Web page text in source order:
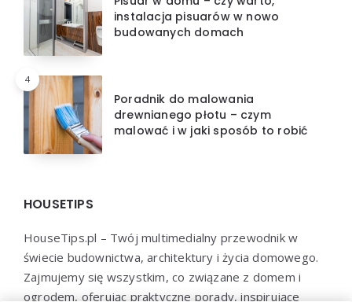
instalacja pisuarów w nowo
budowanych domach
4
Poradnik do malowania
drewnianego płotu – czym
malować i w jaki sposób to robić
HOUSETIPS
HouseTips.pl – Twój multimedialny przewodnik w
świecie budownictwa, architektury i życia domowego.
Zajmujemy się wszystkim, co związane z domem i
ogrodem, oferując praktyczne porady, inspirujące